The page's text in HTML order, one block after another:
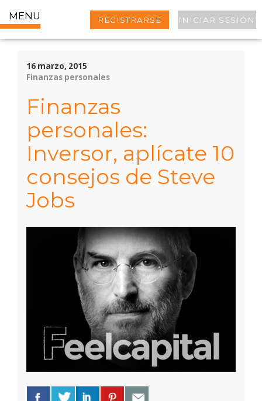
MENU REGISTRARSE INICIAR SESIÓN
16 marzo, 2015
Finanzas personales
Finanzas
personales:
Inversor, aplícate 10
consejos de Steve
Jobs